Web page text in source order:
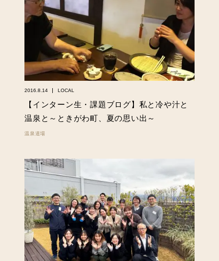
2016.8.14 LOCAL
【インターン生・課題ブログ】私と冷や汁と
温泉と～ときがわ町、夏の思い出～
温泉道場